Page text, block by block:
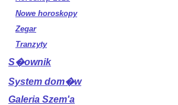
Nowe horoskopy
Zegar
Tranzyty
S�ownik
System dom�w
Galeria Szem'a